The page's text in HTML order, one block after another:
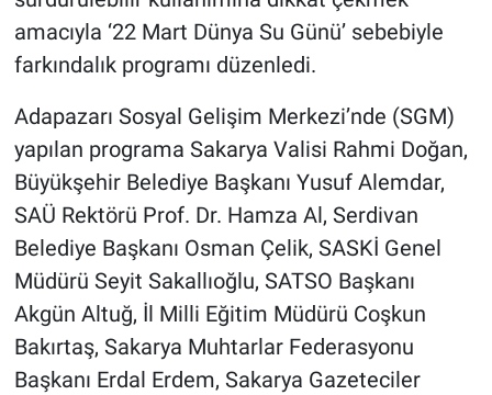
amacıyla ‘22 Mart Dünya Su Günü’ sebebiyle
farkındalık programı düzenledi.
Adapazarı Sosyal Gelişim Merkezi’nde (SGM)
yapılan programa Sakarya Valisi Rahmi Doğan,
Büyükşehir Belediye Başkanı Yusuf Alemdar,
SAÜ Rektörü Prof. Dr. Hamza Al, Serdivan
Belediye Başkanı Osman Çelik, SASKİ Genel
Müdürü Seyit Sakallıoğlu, SATSO Başkanı
Akgün Altuğ, İl Milli Eğitim Müdürü Coşkun
Bakırtaş, Sakarya Muhtarlar Federasyonu
Başkanı Erdal Erdem, Sakarya Gazeteciler